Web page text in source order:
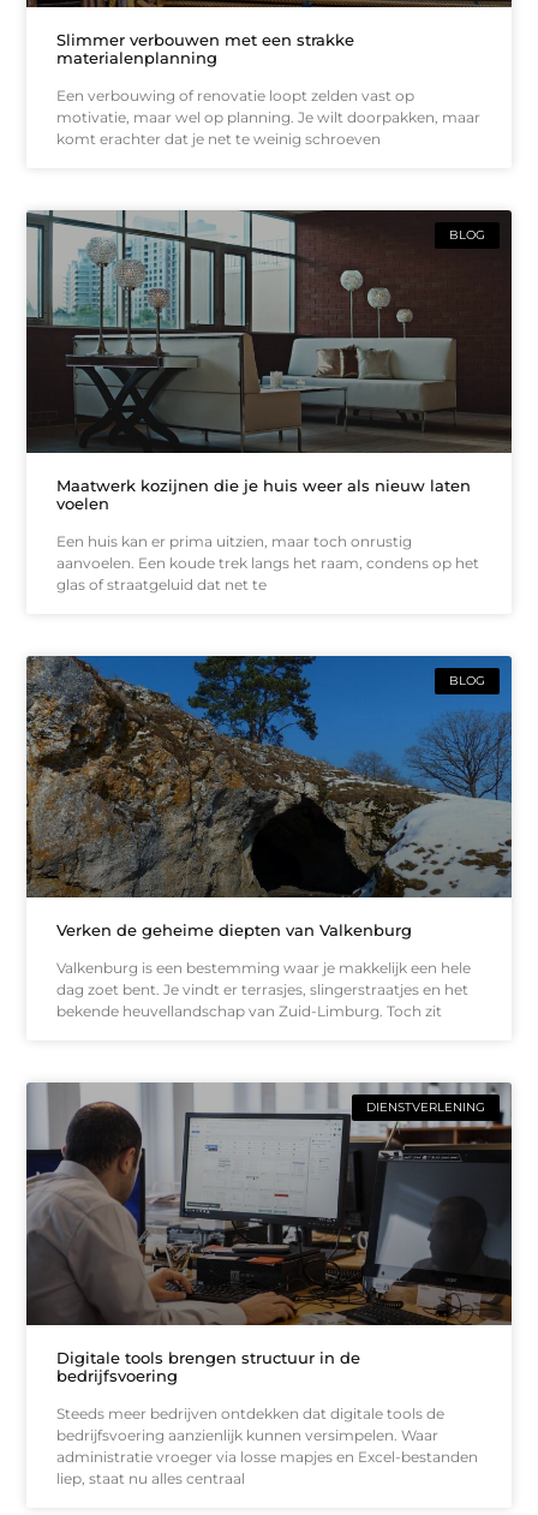
Slimmer verbouwen met een strakke
materialenplanning
Een verbouwing of renovatie loopt zelden vast op
motivatie, maar wel op planning. Je wilt doorpakken, maar
komt erachter dat je net te weinig schroeven
BLOG
Maatwerk kozijnen die je huis weer als nieuw laten
voelen
Een huis kan er prima uitzien, maar toch onrustig
aanvoelen. Een koude trek langs het raam, condens op het
glas of straatgeluid dat net te
BLOG
Verken de geheime diepten van Valkenburg
Valkenburg is een bestemming waar je makkelijk een hele
dag zoet bent. Je vindt er terrasjes, slingerstraatjes en het
bekende heuvellandschap van Zuid-Limburg. Toch zit
DIENSTVERLENING
Digitale tools brengen structuur in de
bedrijfsvoering
Steeds meer bedrijven ontdekken dat digitale tools de
bedrijfsvoering aanzienlijk kunnen versimpelen. Waar
administratie vroeger via losse mapjes en Excel-bestanden
liep, staat nu alles centraal